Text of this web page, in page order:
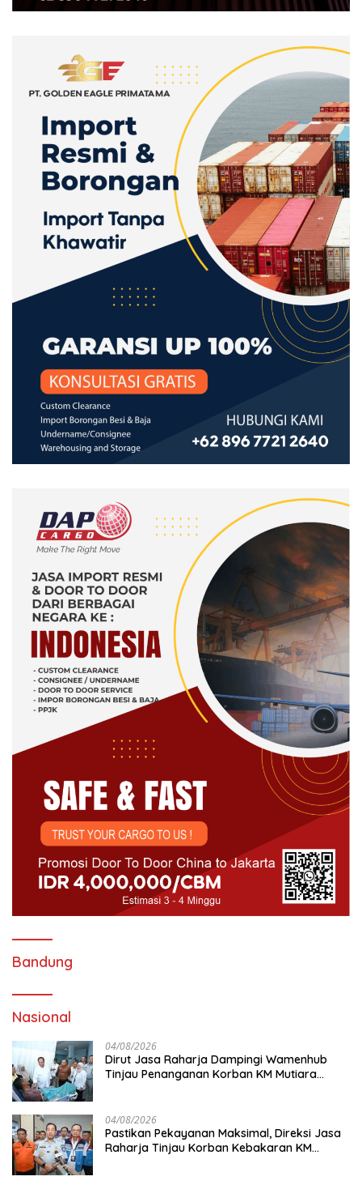
Bandung
Nasional
04/08/2026
Dirut Jasa Raharja Dampingi Wamenhub
Tinjau Penanganan Korban KM Mutiara
04/08/2026
Pastikan Pekayanan Maksimal, Direksi Jasa
Raharja Tinjau Korban Kebakaran KM